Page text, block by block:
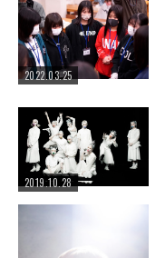
2022.03.25
2019.10.28